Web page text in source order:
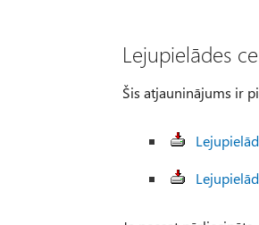
Lejupielādes
Šis atjauninājums ir